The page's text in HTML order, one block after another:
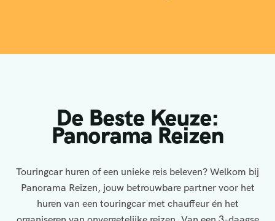
De Beste Keuze:
Panorama Reizen
Touringcar huren of een unieke reis beleven? Welkom bij
Panorama Reizen, jouw betrouwbare partner voor het
huren van een touringcar met chauffeur én het